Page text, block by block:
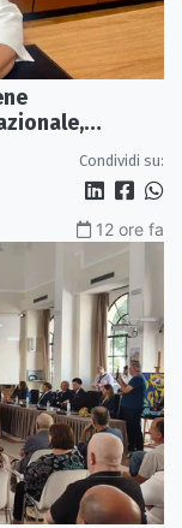
Condividi su:
12 ore fa